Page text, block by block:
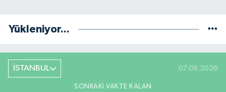
Yükleniyor...
İSTANBUL 07.08.2026
SONRAKI VAKTE KALAN